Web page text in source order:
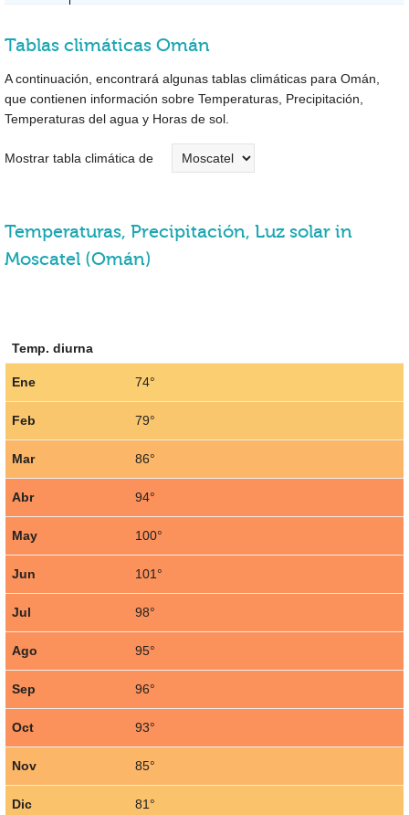
Tablas climáticas Omán
A continuación, encontrará algunas tablas climáticas para Omán,
que contienen información sobre Temperaturas, Precipitación,
Temperaturas del agua y Horas de sol.
Mostrar tabla climática de
Temperaturas, Precipitación, Luz solar in
Moscatel (Omán)
Temp. diurna
Ene 74°
Feb 79°
Mar 86°
Abr 94°
May 100°
Jun 101°
Jul 98°
Ago 95°
Sep 96°
Oct 93°
Nov 85°
Dic 81°